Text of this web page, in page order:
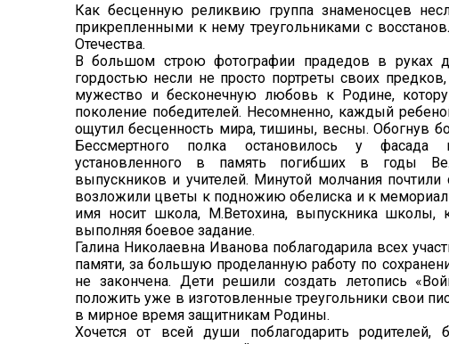
Как бесценную реликвию группа знаменосцев
прикрепленными к нему треугольниками с
Отечества.
В большом строю фотографии прадедов в руках
гордостью несли не просто портреты своих
мужество и бесконечную любовь к Родине,
поколение победителей. Несомненно, каждый
ощутил бесценность мира, тишины, весны. Обогнув
Бессмертного полка остановилось у фасада
установленного в память погибших в годы
выпускников и учителей. Минутой молчания
возложили цветы к подножию обелиска и к
имя носит школа, М.Ветохина, выпускника школы,
выполняя боевое задание.
Галина Николаевна Иванова поблагодарила всех
памяти, за большую проделанную работу по
не закончена. Дети решили создать летопись
положить уже в изготовленные треугольники свои
в мирное время защитникам Родины.
Хочется от всей души поблагодарить